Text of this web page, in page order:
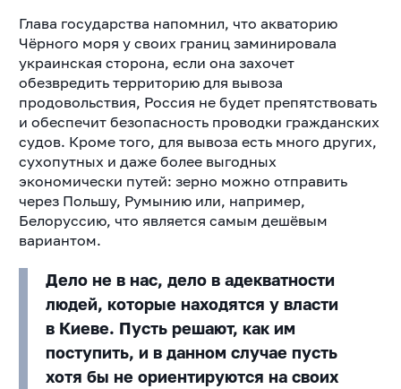
Глава государства напомнил, что акваторию
Чёрного моря у своих границ заминировала
украинская сторона, если она захочет
обезвредить территорию для вывоза
продовольствия, Россия не будет препятствовать
и обеспечит безопасность проводки гражданских
судов. Кроме того, для вывоза есть много других,
сухопутных и даже более выгодных
экономически путей: зерно можно отправить
через Польшу, Румынию или, например,
Белоруссию, что является самым дешёвым
вариантом.
Дело не в нас, дело в адекватности
людей, которые находятся у власти
в Киеве. Пусть решают, как им
поступить, и в данном случае пусть
хотя бы не ориентируются на своих